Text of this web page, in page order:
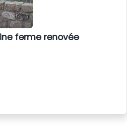
ferme renovée